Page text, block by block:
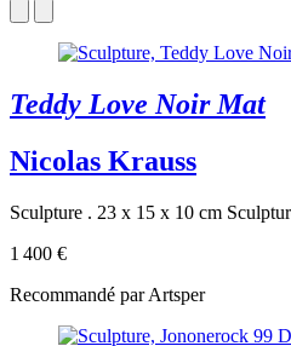
Teddy Love Noir Mat
Nicolas Krauss
Sculpture . 23 x 15 x 10 cm
1 400 €
Recommandé par Artsper